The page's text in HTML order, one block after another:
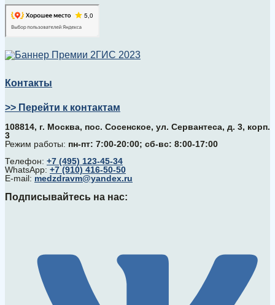
Контакты
>> Перейти к контактам
108814, г. Москва, поc. Сосенское, ул. Сервантеса, д. 3, корп.
3
Режим работы: пн-пт: 7:00-20:00; сб-вс: 8:00-17:00
Телефон: +7 (495) 123-45-34
WhatsApp: +7 (910) 416-50-50
E-mail: medzdravm@yandex.ru
Подписывайтесь на нас: